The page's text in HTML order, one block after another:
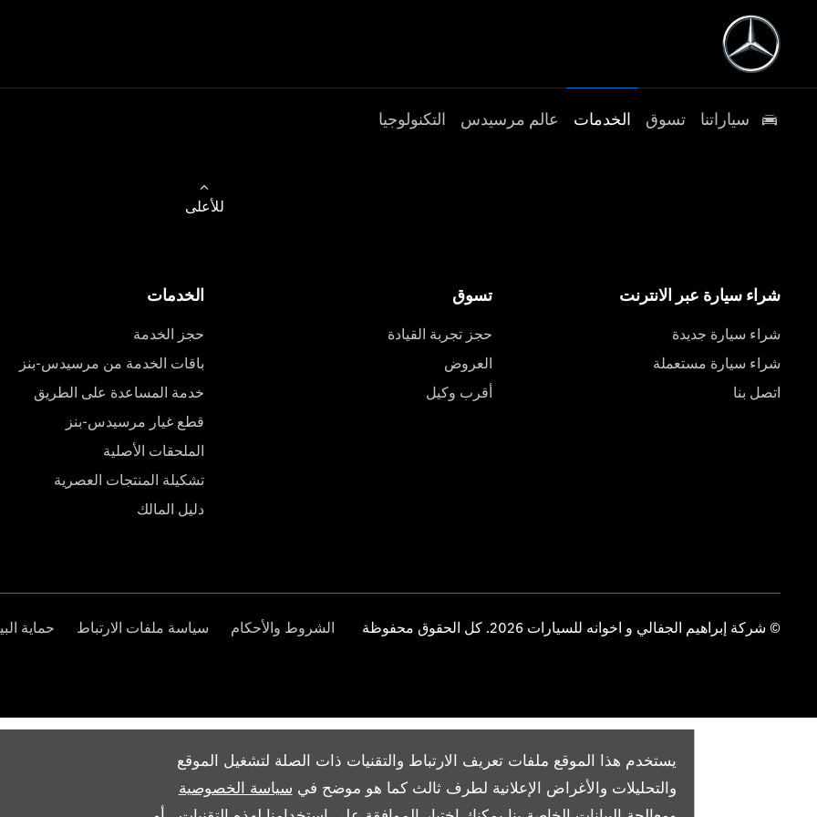
يستخدم هذا الموقع ملفات تعريف الارتباط والتقنيات ذات الصلة لتشغيل الموقع
والتحليلات والأغراض الإعلانية لطرف ثالث كما هو موضح في سياسة الخصوصية
سياراتنا تسوق الخدمات عالم مرسيدس التكنولوجيا
للأعلى
شراء سيارة عبر الانترنت
شراء سيارة جديدة
شراء سيارة مستعملة
اتصل بنا
تسوق
حجز تجربة القيادة
العروض
أقرب وكيل
الخدمات
حجز الخدمة
باقات الخدمة من مرسيدس-بنز
خدمة المساعدة على الطريق
قطع غيار مرسيدس-بنز
الملحقات الأصلية
تشكيلة المنتجات العصرية
دليل المالك
© شركة إبراهيم الجفالي و اخوانه للسيارات 2026. كل الحقوق محفوظة الشروط والأحكام سياسة ملفات الارتباط حماية